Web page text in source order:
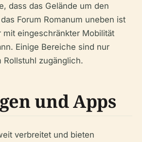
dass das Gelände um den
Forum Romanum uneben ist
mit eingeschränkter Mobilität
Einige Bereiche sind nur
Rollstuhl zugänglich.
und Apps
verbreitet und bieten